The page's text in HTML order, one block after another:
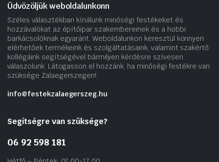
Üdvözöljük weboldalunkonn
Széles választékban kínálunk minőségi festékeket és
hozzávalókat az építőipar szakembereinek és a hobbi
barkácsolóknak egyaránt. Weboldalunkon keresztül könnyen
elérhetőek termékeink és szolgáltatásaink, valamint szakértő
kollégáink segítségével bármilyen kérdésre szívesen
válaszolunk. Látogasson el hozzánk, ha minőségi festékre van
szüksége Zalaegerszegen!.
info@festekzalaegerszeg.hu
Segítségre van szüksége?
06 92 598 181